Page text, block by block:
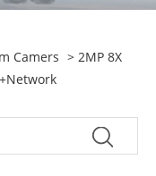
Camers > 2MP 8X